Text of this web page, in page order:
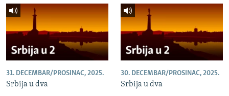
31. DECEMBAR/PROSINAC, 2025.
Srbija u dva
30. DECEMBAR/PROSINAC, 2025.
Srbija u dva